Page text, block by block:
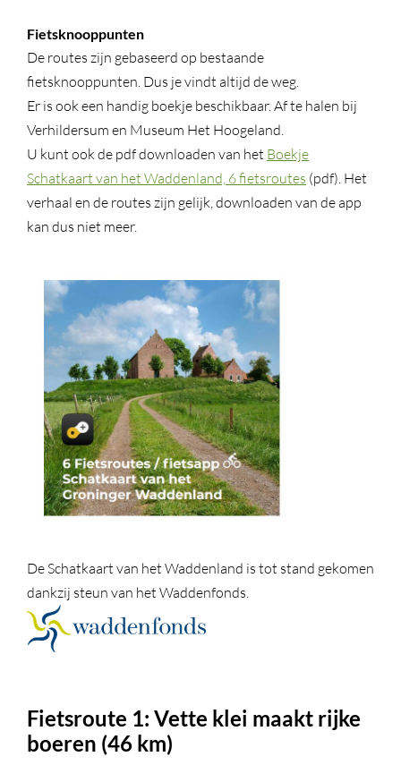
Fietsknooppunten
De routes zijn gebaseerd op bestaande
fietsknooppunten. Dus je vindt altijd de weg.
Er is ook een handig boekje beschikbaar. Af te halen bij
Verhildersum en Museum Het Hoogeland.
U kunt ook de pdf downloaden van het Boekje
Schatkaart van het Waddenland, 6 fietsroutes (pdf). Het
verhaal en de routes zijn gelijk, downloaden van de app
kan dus niet meer.
De Schatkaart van het Waddenland is tot stand gekomen
dankzij steun van het Waddenfonds.
Fietsroute 1: Vette klei maakt rijke
boeren (46 km)